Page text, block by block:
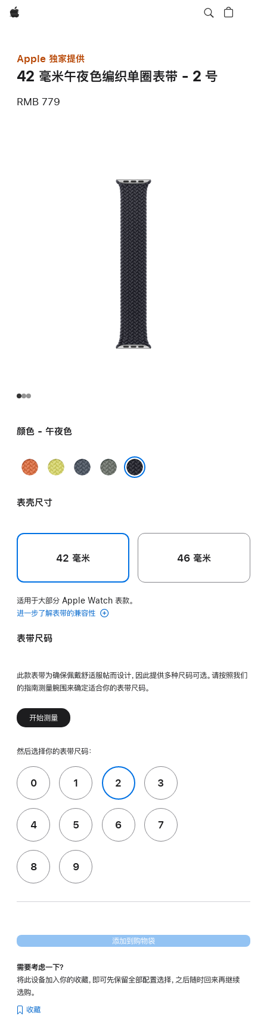
Apple
Apple 独家提供
42 毫米午夜色编织单圈表带 - 2 号
RMB 779
颜色 - 午夜色
姜
末
霓
黄
铁
灰
表壳尺寸
42 毫米 46 毫米
适用于大部分 Apple Watch 表款。
进一步了解表带的兼容性
表带尺码
此款表带为确保佩戴舒适服帖而设计，因此提供多种尺码可选。请按照我们
的指南测量腕围来确定适合你的表带尺码。
开始测量
然后选择你的表带尺码：
0 1 2 3
4 5 6 7
8 9
添加到购物袋
需要考虑一下？
将此设备加入你的收藏，即可先保留全部配置选择，之后随时回来再继续
选购。
收藏